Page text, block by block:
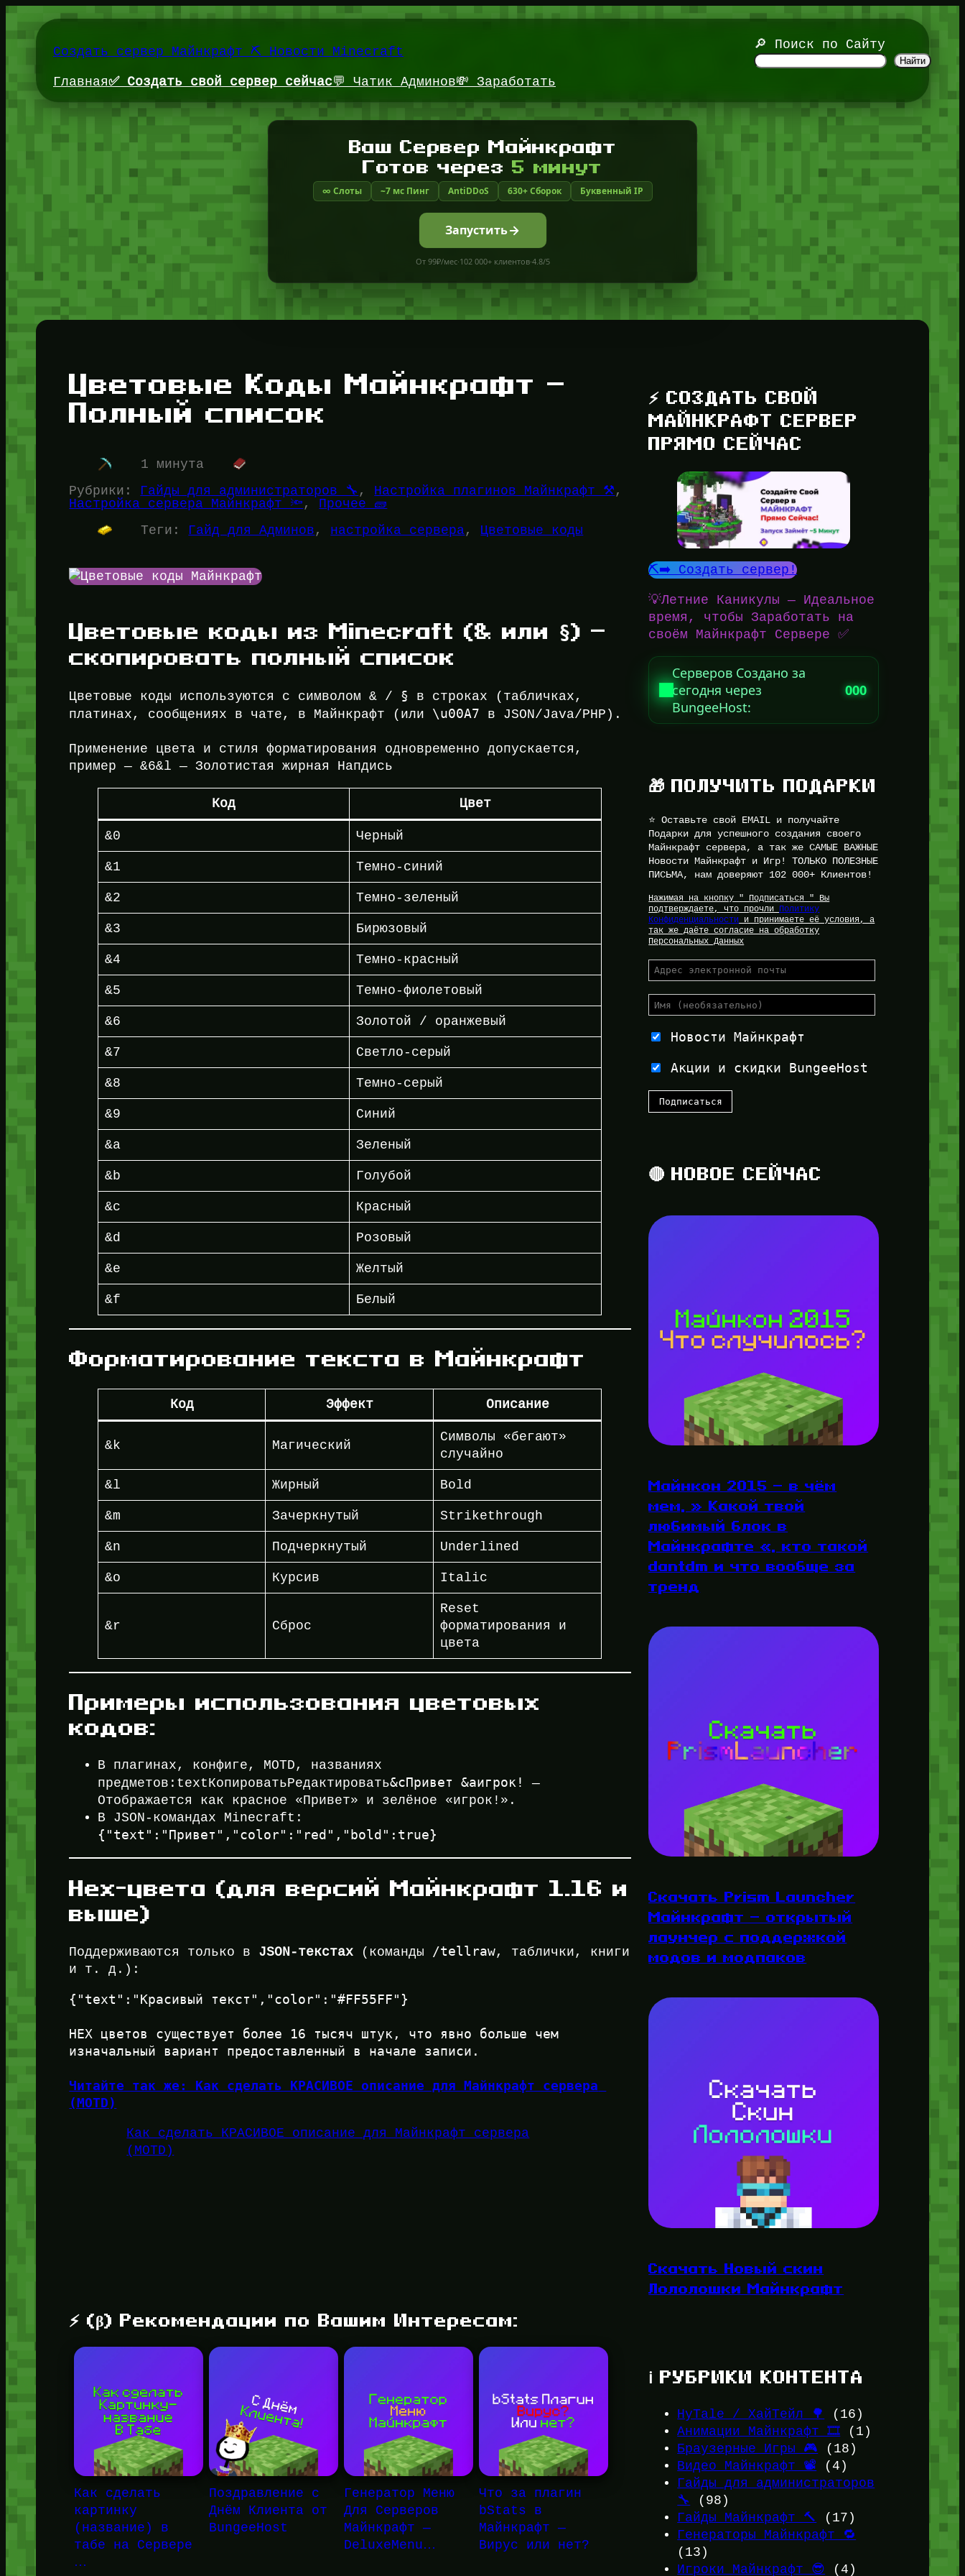
Перейти
содержимомуСоздать сервер Майнкрафт ⛏️ Новости Minecraft
🔎 Поиск по Сайту
Найти
Главная✅ Создать свой сервер сейчас💬 Чатик Админов💸 Заработать
Ваш Сервер Майнкрафт
Готов через5 минут
∞ Слоты ~7 мс Пинг AntiDDoS 630+ Сборок Буквенный IP
Запустить
От 99₽/мес·102 000+ клиентов·4.8/5
Цветовые Коды Майнкрафт —
Полный список
1 минута
Рубрики: Гайды для администраторов 🔧 , Настройка плагинов Майнкрафт ⚒️
Настройка сервера Майнкрафт 🔦 , Прочее 🧱
Теги: Гайд для Админов , настройка сервера, Цветовые коды
Цветовые коды из Minecraft (& или §) —
скопировать полный список
Цветовые коды используются с символом & / §
в строках (табличках,
платинах, сообщениях в чате, в Майнкрафт (или \u00A7 в JSON/Java/PHP).
Применение цвета и стиля форматирования одновременно допускается,
пример — &6&l — Золотистая жирная Напдись
Код Цвет
&0 Черный
&1 Темно-синий
&2 Темно-зеленый
&3 Бирюзовый
&4 Темно-красный
&5 Темно-фиолетовый
&6 Золотой / оранжевый
&7 Светло-серый
&8 Темно-серый
&9 Синий
&a Зеленый
&b Голубой
&c Красный
&d Розовый
&e Желтый
&f Белый
Форматирование текста в Майнкрафт
Код Эффект Описание
&k Магический
Символы «бегают»
случайно
&l Жирный Bold
&m Зачеркнутый Strikethrough
&n Подчеркнутый Underlined
&o Курсив Italic
&r Сброс
Reset
форматирования и
цвета
Примеры использования цветовых
кодов:
В плагинах, конфиге, MOTD, названиях
предметов:textКопироватьРедактировать&cПривет &aигрок!—
Отображается как красное «Привет» и зелёное «игрок!».
В JSON-командах Minecraft:
{"text":"Привет","color":"red","bold":true}
Hex-цвета (для версий Майнкрафт 1.16 и
выше)
Поддерживаются только в JSON-текстах (команды /tellraw, таблички, книги
и т. д.):
{"text":"Красивый текст","color":"#FF55FF"}
HEX цветов существует более 16 тысяч штук, что явно больше чем
изначальный вариант предоставленный в начале записи.
Читайте так же: Как сделать КРАСИВОЕ описание для Майнкрафт сервера
(MOTD)
Как сделать КРАСИВОЕ описание для Майнкрафт сервера
(MOTD)
⚡ (β) Рекомендации по Вашим Интересам:
Как сделать
картинку
(название) в
табе на Сервере
…
Поздравление с
Днём Клиента от
BungeeHost
Генератор Меню
Для Серверов
Майнкрафт —
DeluxeMenu…
Что за плагин
bStats в
Майнкрафт —
Вирус или нет?
⚡ СОЗДАТЬ СВОЙ
МАЙНКРАФТ СЕРВЕР
ПРЯМО СЕЙЧАС
⛏️➡️ Создать сервер!
💡Летние Каникулы — Идеальное
время, чтобы Заработать на
своём Майнкрафт Сервере ✅
Серверов Создано за
сегодня через
BungeeHost:
000
🎁 ПОЛУЧИТЬ ПОДАРКИ
⭐ Оставьте свой EMAIL и получайте
Подарки для успешного создания своего
Майнкрафт сервера, а так же САМЫЕ ВАЖНЫЕ
Новости Майнкрафт и Игр! ТОЛЬКО ПОЛЕЗНЫЕ
ПИСЬМА, нам доверяют 102 000+ Клиентов!
Нажимая на кнопку " Подписаться " Вы
подтверждаете, что прочли Политику
Конфиденциальности и принимаете её условия, а
так же даёте согласие на обработку
Персональных Данных
Новости Майнкрафт
Акции и скидки BungeeHost
🔴 НОВОЕ СЕЙЧАС
Майнкон 2015 — в чём
мем, » Какой твой
любимый блок в
Майнкрафте «, кто такой
dantdm и что вообще за
тренд
Скачать Prism Launcher
Майнкрафт — открытый
лаунчер с поддержкой
модов и модпаков
Скачать Новый скин
Лололошки Майнкрафт
ℹ️ РУБРИКИ КОНТЕНТА
HyTale / ХайТейл 🌳
(16)
Анимации Майнкрафт 🎞️ (1)
Браузерные Игры 🎮 (18)
Видео Майнкрафт 📽️ (4)
Гайды для администраторов
🔧
(98)
Гайды Майнкрафт 🔨
(17)
Генераторы Майнкрафт 🔁
(13)
Игроки Майнкрафт 😎 (4)